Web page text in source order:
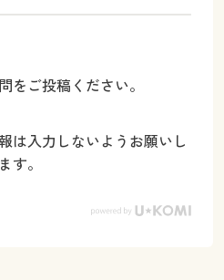
をご投稿ください。
は入力しないようお願いし
ます。